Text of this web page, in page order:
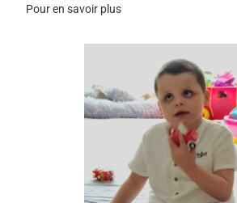
Pour en savoir plus